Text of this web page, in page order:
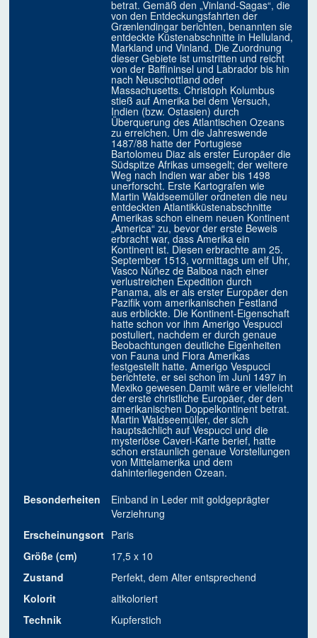
betrat. Gemäß den „Vinland-Sagas“, die
von den Entdeckungsfahrten der
Grænlendingar berichten, benannten sie
entdeckte Küstenabschnitte in Helluland,
Markland und Vinland. Die Zuordnung
dieser Gebiete ist umstritten und reicht
von der Baffininsel und Labrador bis hin
nach Neuschottland oder
Massachusetts. Christoph Kolumbus
stieß auf Amerika bei dem Versuch,
Indien (bzw. Ostasien) durch
Überquerung des Atlantischen Ozeans
zu erreichen. Um die Jahreswende
1487/88 hatte der Portugiese
Bartolomeu Diaz als erster Europäer die
Südspitze Afrikas umsegelt; der weitere
Weg nach Indien war aber bis 1498
unerforscht. Erste Kartografen wie
Martin Waldseemüller ordneten die neu
entdeckten Atlantikküstenabschnitte
Amerikas schon einem neuen Kontinent
„America“ zu, bevor der erste Beweis
erbracht war, dass Amerika ein
Kontinent ist. Diesen erbrachte am 25.
September 1513, vormittags um elf Uhr,
Vasco Núñez de Balboa nach einer
verlustreichen Expedition durch
Panama, als er als erster Europäer den
Pazifik vom amerikanischen Festland
aus erblickte. Die Kontinent-Eigenschaft
hatte schon vor ihm Amerigo Vespucci
postuliert, nachdem er durch genaue
Beobachtungen deutliche Eigenheiten
von Fauna und Flora Amerikas
festgestellt hatte. Amerigo Vespucci
berichtete, er sei schon im Juni 1497 in
Mexiko gewesen.Damit wäre er vielleicht
der erste christliche Europäer, der den
amerikanischen Doppelkontinent betrat.
Martin Waldseemüller, der sich
hauptsächlich auf Vespucci und die
mysteriöse Caveri-Karte berief, hatte
schon erstaunlich genaue Vorstellungen
von Mittelamerika und dem
dahinterliegenden Ozean.
Besonderheiten
Einband in Leder mit goldgeprägter
Verziehrung
Erscheinungsort Paris
Größe (cm)
17,5 x 10
Zustand
Perfekt, dem Alter entsprechend
Kolorit
altkoloriert
Technik
Kupferstich